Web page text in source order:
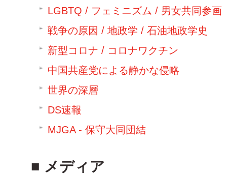
LGBTQ / フェミニズム / 男女共同参画
戦争の原因 / 地政学 / 石油地政学史
新型コロナ / コロナワクチン
中国共産党による静かな侵略
世界の深層
DS速報
MJGA - 保守大同団結
メディア